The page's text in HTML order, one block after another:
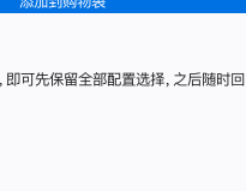
即可先保留全部配置选择，之后随时回